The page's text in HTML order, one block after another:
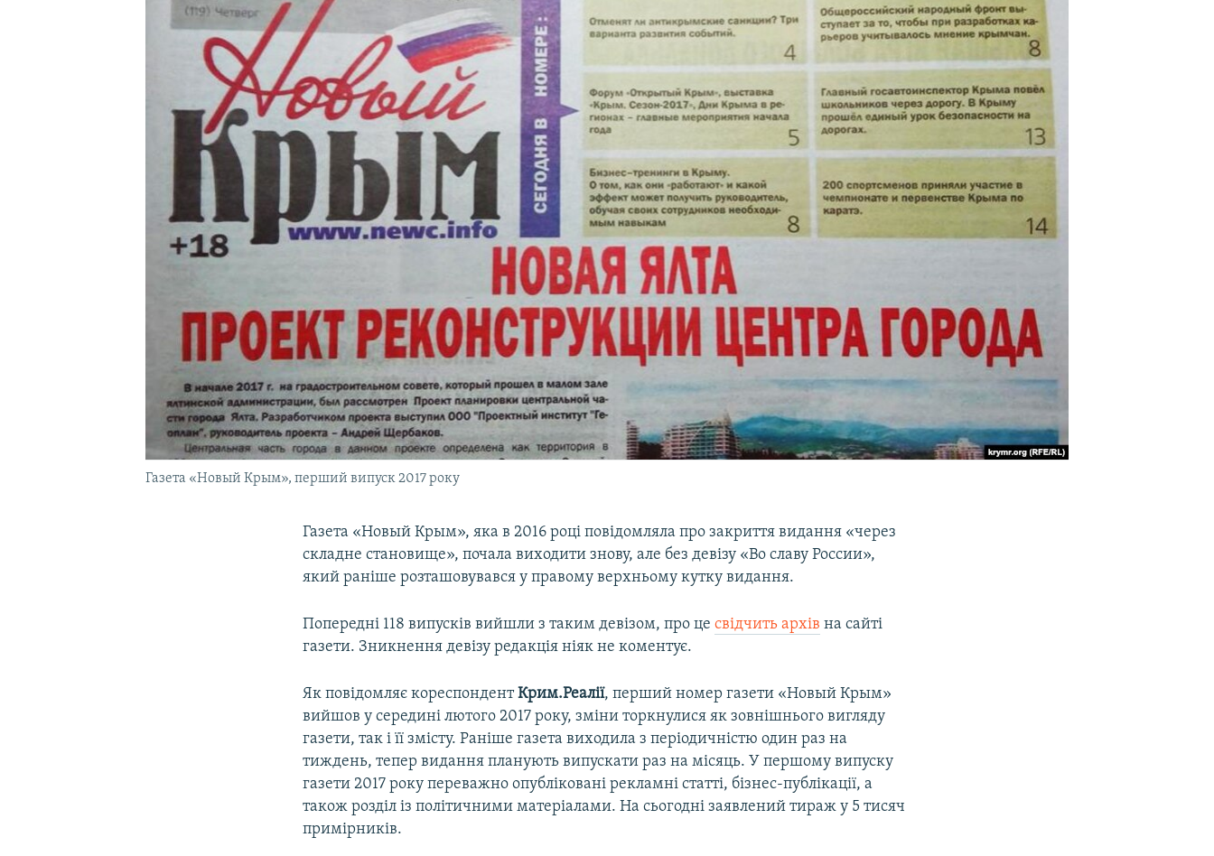
Газета «Новый Крым», перший випуск 2017 року
Газета «Новый Крым», яка в 2016 році повідомляла про закриття видання «через
складне становище», почала виходити знову, але без девізу «Во славу России»,
який раніше розташовувався у правому верхньому кутку видання.
Попередні 118 випусків вийшли з таким девізом, про цесвідчить архів на сайті
газети. Зникнення девізу редакція ніяк не коментує.
Як повідомляє кореспондентКрим.Реалії, перший номер газети «Новый Крым»
вийшов у середині лютого 2017 року, зміни торкнулися як зовнішнього вигляду
газети, так і її змісту. Раніше газета виходила з періодичністю один раз на
тиждень, тепер видання планують випускати раз на місяць. У першому випуску
газети 2017 року переважно опубліковані рекламні статті, бізнес-публікації, а
також розділ із політичними матеріалами. На сьогодні заявлений тираж у 5 тисяч
примірників.